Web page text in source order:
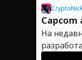
На